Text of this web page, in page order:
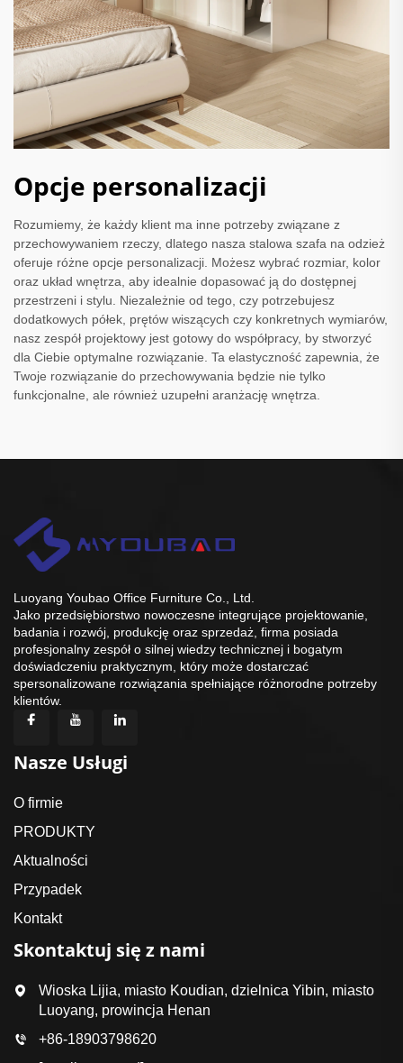
Opcje personalizacji
Rozumiemy, że każdy klient ma inne potrzeby związane z
przechowywaniem rzeczy, dlatego nasza stalowa szafa na odzież
oferuje różne opcje personalizacji. Możesz wybrać rozmiar, kolor
oraz układ wnętrza, aby idealnie dopasować ją do dostępnej
przestrzeni i stylu. Niezależnie od tego, czy potrzebujesz
dodatkowych półek, prętów wiszących czy konkretnych wymiarów,
nasz zespół projektowy jest gotowy do współpracy, by stworzyć
dla Ciebie optymalne rozwiązanie. Ta elastyczność zapewnia, że
Twoje rozwiązanie do przechowywania będzie nie tylko
funkcjonalne, ale również uzupełni aranżację wnętrza.
Luoyang Youbao Office Furniture Co., Ltd.
Jako przedsiębiorstwo nowoczesne integrujące projektowanie,
badania i rozwój, produkcję oraz sprzedaż, firma posiada
profesjonalny zespół o silnej wiedzy technicznej i bogatym
doświadczeniu praktycznym, który może dostarczać
spersonalizowane rozwiązania spełniające różnorodne potrzeby
klientów.
Nasze Usługi
O firmie
PRODUKTY
Aktualności
Przypadek
Kontakt
Skontaktuj się z nami
Wioska Lijia, miasto Koudian, dzielnica Yibin, miasto
Luoyang, prowincja Henan
+86-18903798620